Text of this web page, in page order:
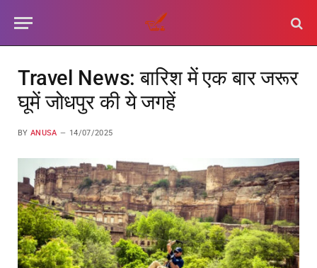
Travel News: बारिश में एक बार जरूर
घूमें जोधपुर की ये जगहें
BY ANUSA 14/07/2025